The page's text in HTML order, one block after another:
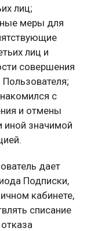
лиц;
меры для
лиц и
совершения
с
и отмены
иной значимой
дает
Подписки,
кабинете,
списание